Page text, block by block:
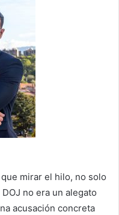
mirar el hilo, no solo
no era un alegato
acusación concreta